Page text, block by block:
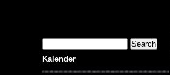
Kalender